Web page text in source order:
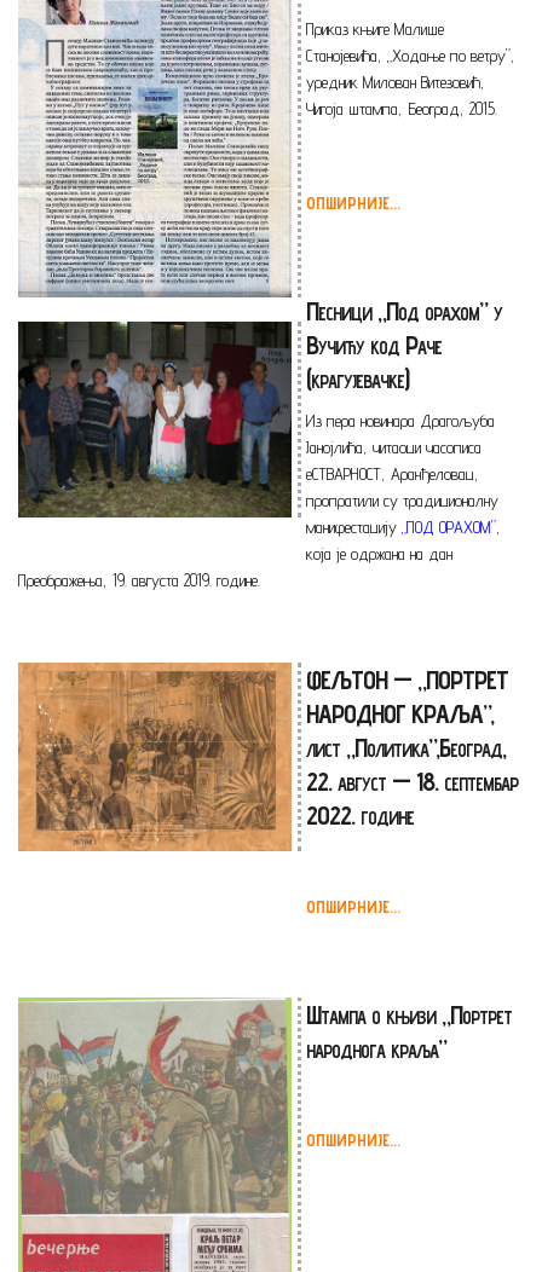
Приказ књиге Малише
Станојевића, „Ходање по ветру”,
уредник Милован Витезовић,
Чигоја штампа, Београд, 2015.
ОПШИРНИЈЕ...
Песници „Под орахом” у
Вучићу код Раче
(крагујевачке)
Из пера новинара Драгољуба
Јанојлића, читаоци часописа
еСТВАРНОСТ, Аранђеловац,
пропратили су традиционалну
манифестацију „ПОД ОРАХОМ”
која је одржана на дан
Преображења, 19. августа 2019. године.
ФЕЉТОН — „ПОРТРЕТ
НАРОДНОГ КРАЉА”,
лист „Политика”,Београд,
22. август — 18. септембар
2022. године
ОПШИРНИЈЕ...
Штампа о књизи „Портрет
народнога краља”
ОПШИРНИЈЕ...